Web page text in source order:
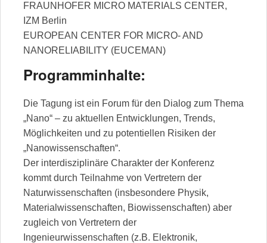
FRAUNHOFER MICRO MATERIALS CENTER,
IZM Berlin
EUROPEAN CENTER FOR MICRO- AND
NANORELIABILITY (EUCEMAN)
Programminhalte:
Die Tagung ist ein Forum für den Dialog zum Thema
„Nano“ – zu aktuellen Entwicklungen, Trends,
Möglichkeiten und zu potentiellen Risiken der
„Nanowissenschaften“.
Der interdisziplinäre Charakter der Konferenz
kommt durch Teilnahme von Vertretern der
Naturwissenschaften (insbesondere Physik,
Materialwissenschaften, Biowissenschaften) aber
zugleich von Vertretern der
Ingenieurwissenschaften (z.B. Elektronik,